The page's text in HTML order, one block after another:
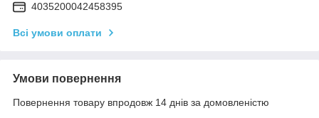
4035200042458395
Всі умови оплати
Умови повернення
Повернення товару впродовж 14 днів за домовленістю